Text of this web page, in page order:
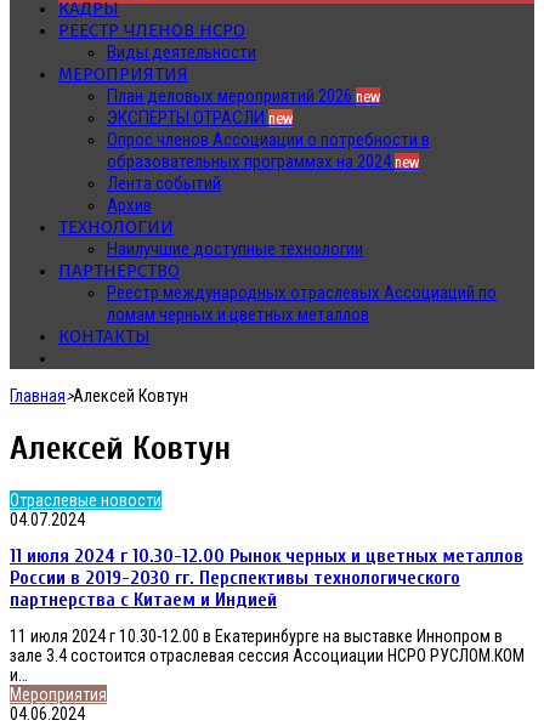
КАДРЫ
РЕЕСТР ЧЛЕНОВ НСРО
Виды деятельности
МЕРОПРИЯТИЯ
План деловых мероприятий 2026 new
ЭКСПЕРТЫ ОТРАСЛИ new
Опрос членов Ассоциации о потребности в
образовательных программах на 2024new
Лента событий
Архив
ТЕХНОЛОГИИ
Наилучшие доступные технологии
ПАРТНЕРСТВО
Реестр международных отраслевых Ассоциаций по
ломам черных и цветных металлов
КОНТАКТЫ
Главная>Алексей Ковтун
Алексей Ковтун
11
июля
г
10.30-
12.00
Рынок
черных
и
цветных
металлов
России
Отраслевые новости
04.07.2024
11 июля 2024 г 10.30-12.00 Рынок черных и цветных металлов
России в 2019-2030 гг. Перспективы технологического
партнерства с Китаем и Индией
11 июля 2024 г 10.30-12.00 в Екатеринбурге на выставке Иннопром в
зале 3.4 состоится отраслевая сессия Ассоциации НСРО РУСЛОМ.КОМ
и…
Сегодня
в
Мероприятия
04.06.2024